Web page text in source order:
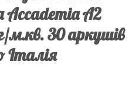
Accademia А2
м.кв. 30 аркушів
Італія